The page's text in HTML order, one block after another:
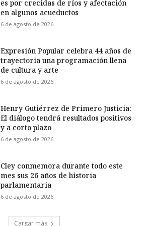
es por crecidas de ríos y afectación
en algunos acueductos
6 de agosto de 2026
Expresión Popular celebra 44 años de
trayectoria una programación llena
de cultura y arte
6 de agosto de 2026
Henry Gutiérrez de Primero Justicia:
El diálogo tendrá resultados positivos
y a corto plazo
6 de agosto de 2026
Cley conmemora durante todo este
mes sus 26 años de historia
parlamentaria
6 de agosto de 2026
Cargar más